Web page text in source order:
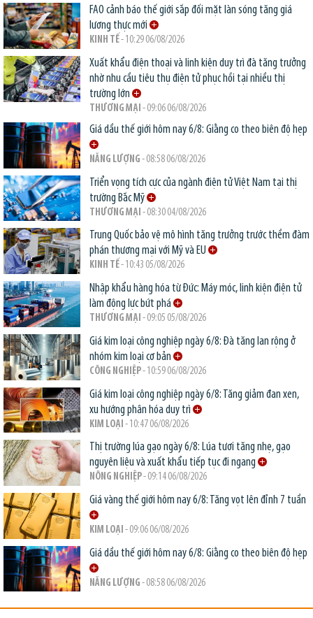
FAO cảnh báo thế giới sắp đối mặt làn sóng tăng giá
lương thực mới
KINH TẾ- 10:29 06/08/2026
Xuất khẩu điện thoại và linh kiện duy trì đà tăng trưởng
nhờ nhu cầu tiêu thụ điện tử phục hồi tại nhiều thị
trường lớn
THƯƠNG MẠI - 09:06 06/08/2026
Giá dầu thế giới hôm nay 6/8: Giằng co theo biên độ hẹp
NĂNG LƯỢNG - 08:58 06/08/2026
Triển vọng tích cực của ngành điện tử Việt Nam tại thị
trường Bắc Mỹ
THƯƠNG MẠI - 08:30 04/08/2026
Trung Quốc bảo vệ mô hình tăng trưởng trước thềm đàm
phán thương mại với Mỹ và EU
KINH TẾ- 10:43 05/08/2026
Nhập khẩu hàng hóa từ Đức: Máy móc, linh kiện điện tử
làm động lực bứt phá
THƯƠNG MẠI - 09:05 05/08/2026
Giá kim loại công nghiệp ngày 6/8: Đà tăng lan rộng ở
nhóm kim loại cơ bản
CÔNG NGHIỆP- 10:59 06/08/2026
Giá kim loại công nghiệp ngày 6/8: Tăng giảm đan xen,
xu hướng phân hóa duy trì
KIM LOẠI - 10:47 06/08/2026
Thị trường lúa gạo ngày 6/8: Lúa tươi tăng nhẹ, gạo
nguyên liệu và xuất khẩu tiếp tục đi ngang
NÔNG NGHIỆP- 09:14 06/08/2026
Giá vàng thế giới hôm nay 6/8: Tăng vọt lên đỉnh 7 tuần
KIM LOẠI - 09:06 06/08/2026
Giá dầu thế giới hôm nay 6/8: Giằng co theo biên độ hẹp
NĂNG LƯỢNG - 08:58 06/08/2026